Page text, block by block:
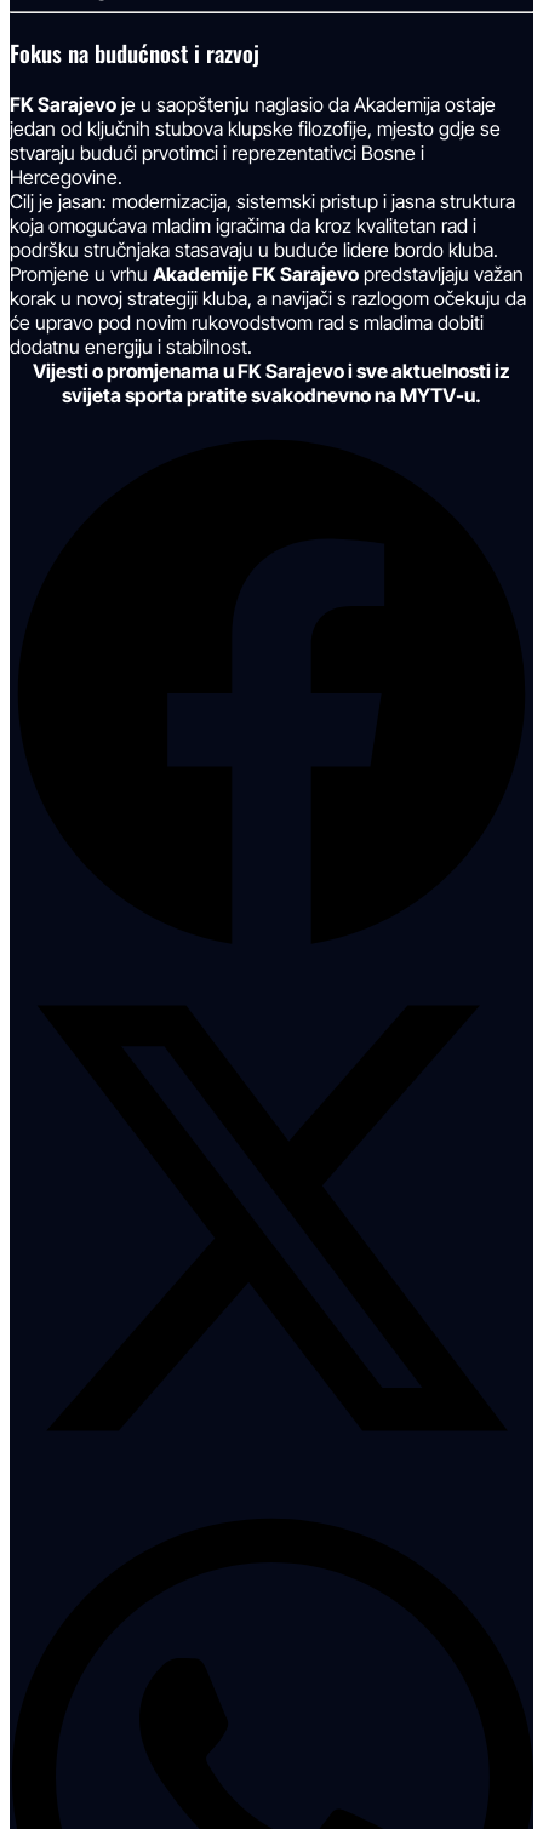
Fokus na budućnost i razvoj
FK Sarajevo je u saopštenju naglasio da Akademija ostaje
jedan od ključnih stubova klupske filozofije, mjesto gdje se
stvaraju budući prvotimci i reprezentativci Bosne i
Hercegovine.
Cilj je jasan: modernizacija, sistemski pristup i jasna struktura
koja omogućava mladim igračima da kroz kvalitetan rad i
podršku stručnjaka stasavaju u buduće lidere bordo kluba.
Promjene u vrhu Akademije FK Sarajevo predstavljaju važan
korak u novoj strategiji kluba, a navijači s razlogom očekuju da
će upravo pod novim rukovodstvom rad s mladima dobiti
dodatnu energiju i stabilnost.
Vijesti o promjenama u FK Sarajevo i sve aktuelnosti iz
svijeta sporta pratite svakodnevno na MYTV-u.